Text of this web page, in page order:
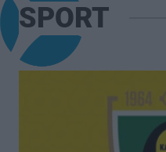
SPORT